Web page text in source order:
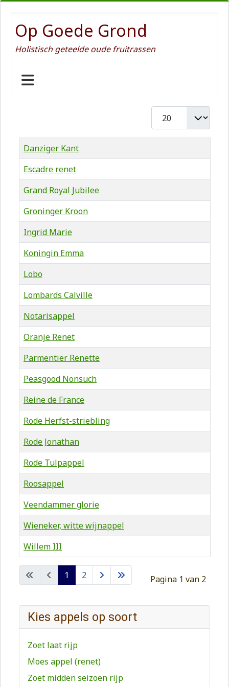
Op Goede Grond
Holistisch geteelde oude fruitrassen
Kies appels op soort
Zoet laat rijp
Moes appel (renet)
Zoet midden seizoen rijp
Titel
Danziger Kant
Escadre renet
Grand Royal Jubilee
Groninger Kroon
Ingrid Marie
Koningin Emma
Lobo
Lombards Calville
Notarisappel
Oranje Renet
Parmentier Renette
Peasgood Nonsuch
Reine de France
Rode Herfst-striebling
Rode Jonathan
Rode Tulpappel
Roosappel
Veendammer glorie
Wieneker, witte wijnappel
Willem III
Pagina 1 van 2
1 2